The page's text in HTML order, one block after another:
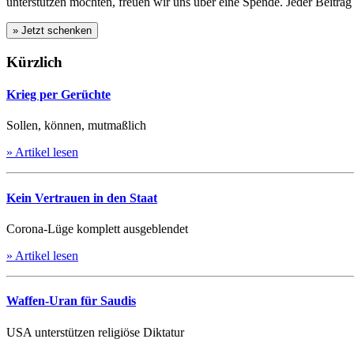
Kürzlich
Krieg per Gerüchte
Sollen, können, mutmaßlich
» Artikel lesen
Kein Vertrauen in den Staat
Corona-Lüge komplett ausgeblendet
» Artikel lesen
Waffen-Uran für Saudis
USA unterstützen religiöse Diktatur